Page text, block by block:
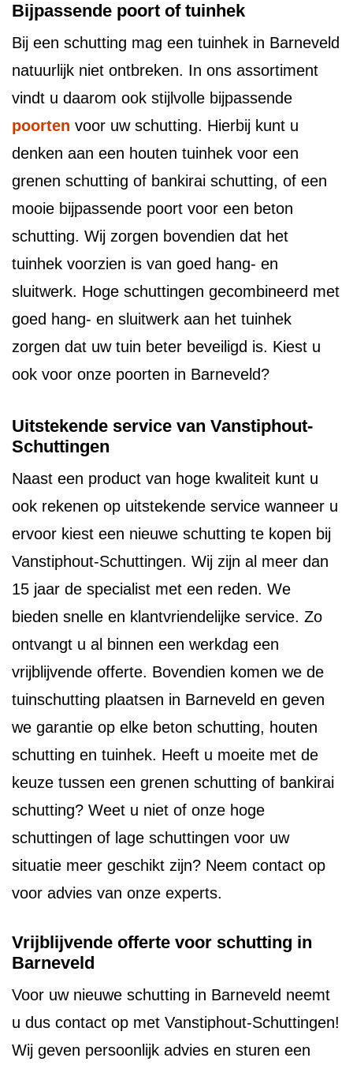
Bijpassende poort of tuinhek
Bij een schutting mag een tuinhek in Barneveld
natuurlijk niet ontbreken. In ons assortiment
vindt u daarom ook stijlvolle bijpassende
poorten voor uw schutting. Hierbij kunt u
denken aan een houten tuinhek voor een
grenen schutting of bankirai schutting, of een
mooie bijpassende poort voor een beton
schutting. Wij zorgen bovendien dat het
tuinhek voorzien is van goed hang- en
sluitwerk. Hoge schuttingen gecombineerd met
goed hang- en sluitwerk aan het tuinhek
zorgen dat uw tuin beter beveiligd is. Kiest u
ook voor onze poorten in Barneveld?
Uitstekende service van Vanstiphout-
Schuttingen
Naast een product van hoge kwaliteit kunt u
ook rekenen op uitstekende service wanneer u
ervoor kiest een nieuwe schutting te kopen bij
Vanstiphout-Schuttingen. Wij zijn al meer dan
15 jaar de specialist met een reden. We
bieden snelle en klantvriendelijke service. Zo
ontvangt u al binnen een werkdag een
vrijblijvende offerte. Bovendien komen we de
tuinschutting plaatsen in Barneveld en geven
we garantie op elke beton schutting, houten
schutting en tuinhek. Heeft u moeite met de
keuze tussen een grenen schutting of bankirai
schutting? Weet u niet of onze hoge
schuttingen of lage schuttingen voor uw
situatie meer geschikt zijn? Neem contact op
voor advies van onze experts.
Vrijblijvende offerte voor schutting in
Barneveld
Voor uw nieuwe schutting in Barneveld neemt
u dus contact op met Vanstiphout-Schuttingen!
Wij geven persoonlijk advies en sturen een